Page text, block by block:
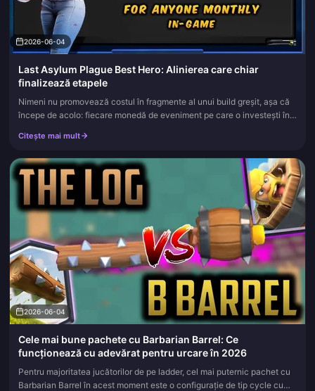
2026-06-04
Last Asylum Plague Best Hero: Alinierea care chiar
finalizează etapele
Nimeni nu promovează costul în fragmente al unui build greșit, așa că
începe de acolo: fiecare monedă de eveniment pe care o investești în
Citește mai mult
2026-06-04
Cele mai bune pachete cu Barbarian Barrel: Ce
funcționează cu adevărat pentru urcare în 2026
Pentru majoritatea jucătorilor de pe ladder, cel mai puternic pachet cu
Barbarian Barrel în acest moment este o configurație de tip cycle cu